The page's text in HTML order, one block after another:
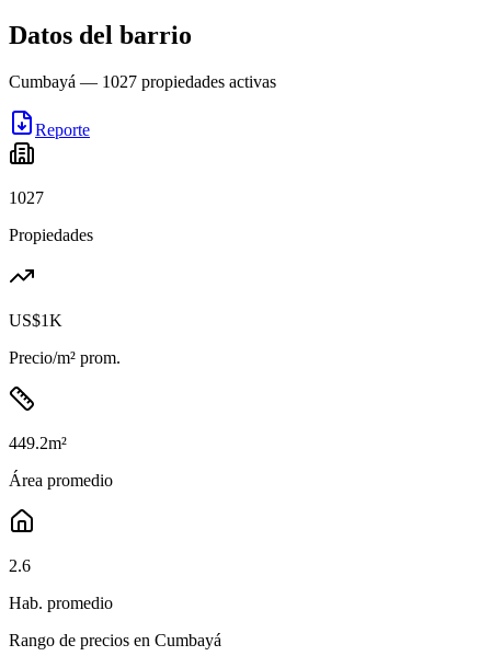
Datos del barrio
Cumbayá — 1027 propiedades activas
Reporte
1027
Propiedades
US$1K
Precio/m² prom.
449.2m²
Área promedio
2.6
Hab. promedio
Rango de precios en Cumbayá